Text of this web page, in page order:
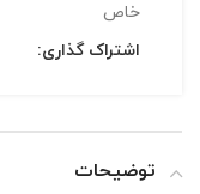
خاص
اشتراک گذاری:
توضیحات